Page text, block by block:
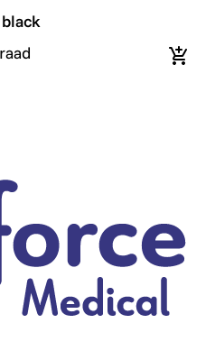
In